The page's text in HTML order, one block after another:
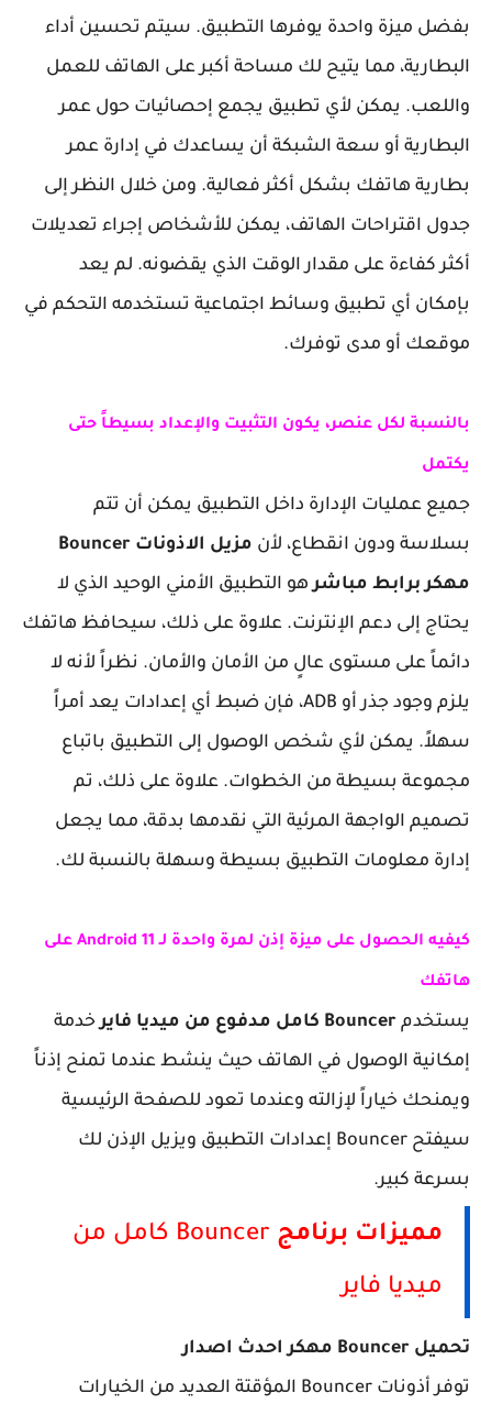
بفضل ميزة واحدة يوفرها التطبيق. سيتم تحسين أداء
البطارية، مما يتيح لك مساحة أكبر على الهاتف للعمل
واللعب. يمكن لأي تطبيق يجمع إحصائيات حول عمر
البطارية أو سعة الشبكة أن يساعدك في إدارة عمر
بطارية هاتفك بشكل أكثر فعالية. ومن خلال النظر إلى
جدول اقتراحات الهاتف، يمكن للأشخاص إجراء تعديلات
أكثر كفاءة على مقدار الوقت الذي يقضونه. لم يعد
بإمكان أي تطبيق وسائط اجتماعية تستخدمه التحكم في
موقعك أو مدى توفرك.
بالنسبة لكل عنصر، يكون التثبيت والإعداد بسيطاً حتى
يكتمل
جميع عمليات الإدارة داخل التطبيق يمكن أن تتم
بسلاسة ودون انقطاع، لأن
مزيل الاذونات Bouncer
مهكر برابط مباشرهو التطبيق الأمني الوحيد الذي لا
يحتاج إلى دعم الإنترنت. علاوة على ذلك، سيحافظ هاتفك
دائماً على مستوى عالٍ من الأمان والأمان. نظراً لأنه لا
يلزم وجود جذر أو ADB، فإن ضبط أي إعدادات يعد أمراً
سهلاً. يمكن لأي شخص الوصول إلى التطبيق باتباع
مجموعة بسيطة من الخطوات. علاوة على ذلك، تم
تصميم الواجهة المرئية التي نقدمها بدقة، مما يجعل
إدارة معلومات التطبيق بسيطة وسهلة بالنسبة لك.
كيفيه الحصول على ميزة إذن لمرة واحدة لـ Android 11 على
هاتفك
يستخدم Bouncer كامل مدفوع من ميديا فاير
خدمة
إمكانية الوصول في الهاتف حيث ينشط عندما تمنح إذناً
ويمنحك خياراً لإزالته وعندما تعود للصفحة الرئيسية
سيفتح Bouncer إعدادات التطبيق ويزيل الإذن لك
بسرعة كبير.
مميزات برنامج
Bouncer كامل من
ميديا فاير
تحميل Bouncer مهكر احدث اصدار
توفر أذونات Bouncer المؤقتة العديد من الخيارات